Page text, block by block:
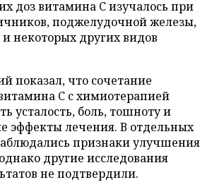
доз витамина C изучалось при
поджелудочной железы,
и некоторых других видов
показал, что сочетание
C с химиотерапией
усталость, боль, тошноту и
эффекты лечения. В отдельных
признаки улучшения
другие исследования
не подтвердили.